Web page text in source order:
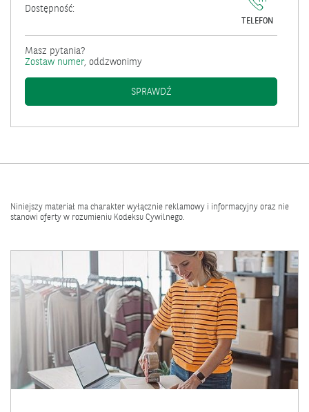
Dostępność:
TELEFON
Masz pytania?
Zostaw numer, oddzwonimy
SPRAWDŹSPRZEDAŻ RATALNA W
Niniejszy materiał ma charakter wyłącznie reklamowy i informacyjny oraz nie
stanowi oferty w rozumieniu Kodeksu Cywilnego.